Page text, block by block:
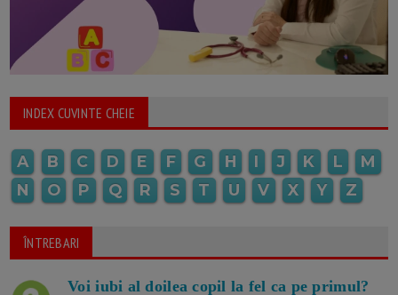
INDEX CUVINTE CHEIE
A B C D E F G H I J K L
M
N
O P Q R S T U V X Y Z
ÎNTREBARI
Voi iubi al doilea copil la fel ca pe primul?